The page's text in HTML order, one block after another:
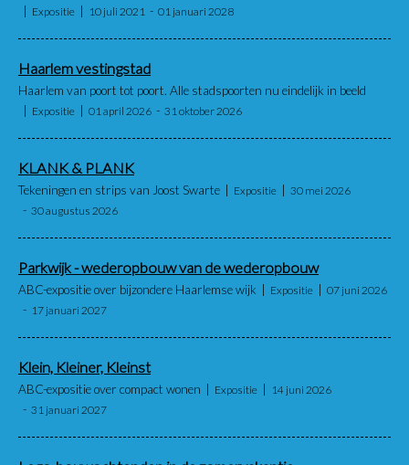
Expositie 10 juli 2021 01 januari 2028
Haarlem vestingstad
Haarlem van poort tot poort. Alle stadspoorten nu eindelijk in beeld
Expositie 01 april 2026 31 oktober 2026
KLANK & PLANK
Tekeningen en strips van Joost Swarte Expositie
30 mei 2026
30 augustus 2026
Parkwijk - wederopbouw van de wederopbouw
ABC-expositie over bijzondere Haarlemse wijk Expositie
07 juni 2026
17 januari 2027
Klein, Kleiner, Kleinst
ABC-expositie over compact wonen Expositie
14 juni 2026
31 januari 2027